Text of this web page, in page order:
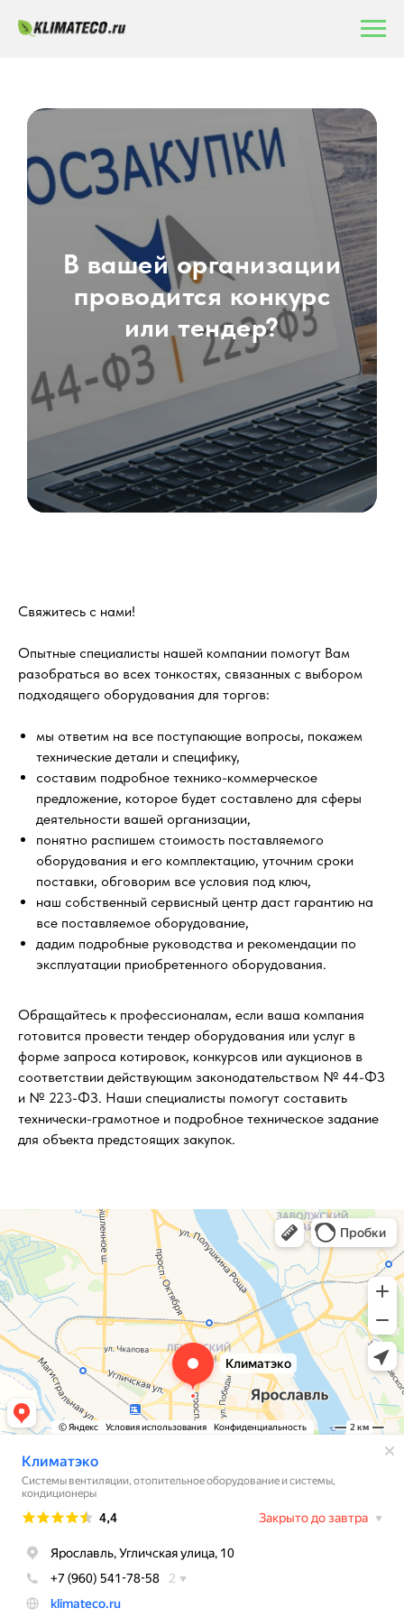
В вашей организации
проводится конкурс
или тендер?
Свяжитесь с нами!
Опытные специалисты нашей компании помогут Вам
разобраться во всех тонкостях, связанных с выбором
подходящего оборудования для торгов:
мы ответим на все поступающие вопросы, покажем
технические детали и специфику,
составим подробное технико-коммерческое
предложение, которое будет составлено для сферы
деятельности вашей организации,
понятно распишем стоимость поставляемого
оборудования и его комплектацию, уточним сроки
поставки, обговорим все условия под ключ,
наш собственный сервисный центр даст гарантию на
все поставляемое оборудование,
дадим подробные руководства и рекомендации по
эксплуатации приобретенного оборудования.
Обращайтесь к профессионалам, если ваша компания
готовится провести тендер оборудования или услуг в
форме запроса котировок, конкурсов или аукционов в
соответствии действующим законодательством № 44-ФЗ
и № 223-ФЗ. Наши специалисты помогут составить
технически-грамотное и подробное техническое задание
для объекта предстоящих закупок.